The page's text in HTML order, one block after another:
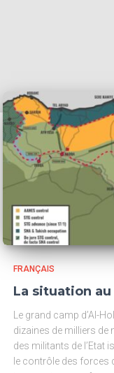
FRANÇAIS
La situation au
Le grand camp d’Al-
dizaines de milliers de
des militants de l’Etat
le contrôle des forces